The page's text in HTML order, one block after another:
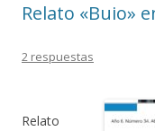
Relato «Buio»
2 respuestas
Relato